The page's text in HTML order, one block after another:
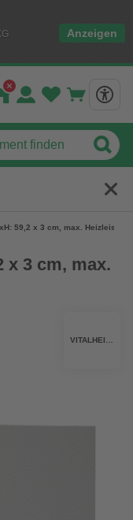
Anzeigen
59,2 x 3 cm, max.
x 3 cm, max.